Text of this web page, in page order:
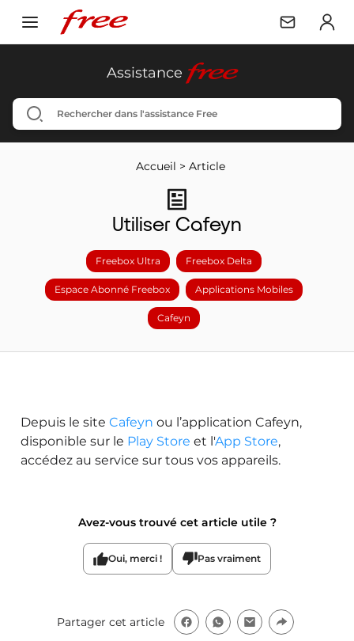
Assistance free
Accueil > Article
Utiliser Cafeyn
Freebox Ultra Freebox Delta
Espace Abonné Freebox Applications Mobiles
Cafeyn
Depuis le siteCafeyn ou l’application Cafeyn,
disponible sur le Play Store et l'App Store,
accédez au service sur tous vos appareils.
Avez-vous trouvé cet article utile ?
Oui, merci ! Pas vraiment
Partager cet article